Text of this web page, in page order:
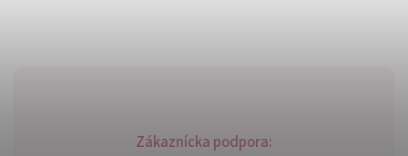
Zákaznícka podpora: